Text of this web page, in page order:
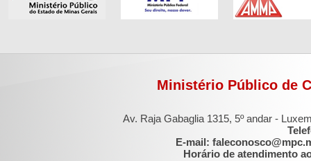
Ministério Público de
Av. Raja Gabaglia 1315, 5º andar -
E-mail:
Horário de atendimento